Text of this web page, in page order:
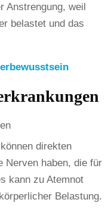
Anstrengung, weil
belastet und das
direkten
Nerven haben, die für
kann zu Atemnot
Belastung.